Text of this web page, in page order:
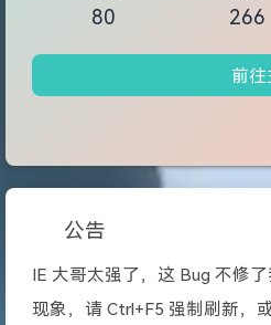
80 266
前往
公告
IE 大哥太强了，这 Bug 不修
现象，请 Ctrl+F5 强制刷新，